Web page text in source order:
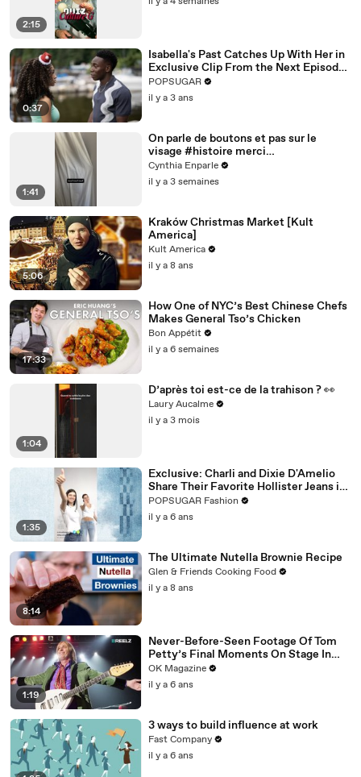
2:15
0:37
Isabella's Past Catches Up With Her in
Exclusive Clip From the Next Episode
of "Cruel Summer"
POPSUGAR
il y a 3 ans
1:41
On parle de boutons et pas sur le
visage #histoire merci
@studio_paillette prêt*
Cynthia Enparle
il y a 3 semaines
5:06
Kraków Christmas Market [Kult
America]
Kult America
il y a 8 ans
17:33
How One of NYC’s Best Chinese Chefs
Makes General Tso’s Chicken
Bon Appétit
il y a 6 semaines
1:04
D’après toi est-ce de la trahison ? 👀
Laury Aucalme
il y a 3 mois
1:35
Exclusive: Charli and Dixie D'Amelio
Share Their Favorite Hollister Jeans in
This New TikTok Dance Challenge
POPSUGAR Fashion
il y a 6 ans
8:14
The Ultimate Nutella Brownie Recipe
Glen & Friends Cooking Food
il y a 8 ans
1:19
Never-Before-Seen Footage Of Tom
Petty’s Final Moments On Stage In
New REELZ Doc: Watch
OK Magazine
il y a 6 ans
3 ways to build influence at work
Fast Company
il y a 6 ans